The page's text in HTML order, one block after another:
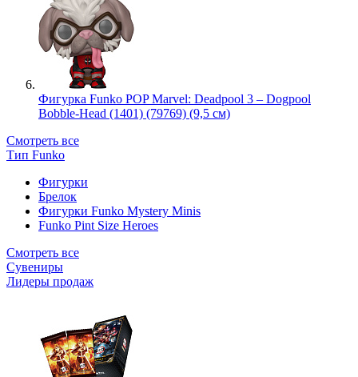
Фигурка Funko POP Marvel: Deadpool 3 – Dogpool
Bobble-Head (1401) (79769) (9,5 см)
Смотреть все
Тип Funko
Фигурки
Брелок
Фигурки Funko Mystery Minis
Funko Pint Size Heroes
Смотреть все
Сувениры
Лидеры продаж